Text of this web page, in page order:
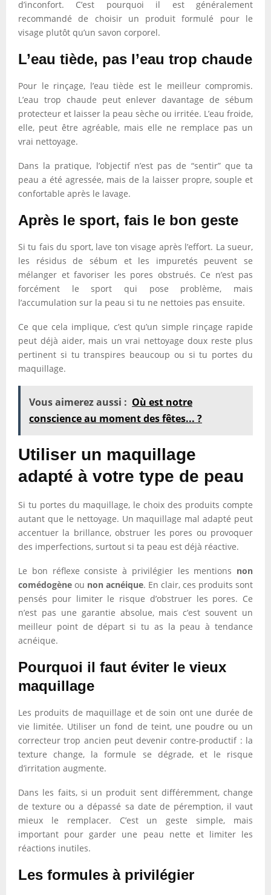
d’inconfort. C’est pourquoi il est généralement
recommandé de choisir un produit formulé pour le
visage plutôt qu’un savon corporel.
L’eau tiède, pas l’eau trop chaude
Pour le rinçage, l’eau tiède est le meilleur compromis.
L’eau trop chaude peut enlever davantage de sébum
protecteur et laisser la peau sèche ou irritée. L’eau froide,
elle, peut être agréable, mais elle ne remplace pas un
vrai nettoyage.
Dans la pratique, l’objectif n’est pas de “sentir” que ta
peau a été agressée, mais de la laisser propre, souple et
confortable après le lavage.
Après le sport, fais le bon geste
Si tu fais du sport, lave ton visage après l’effort. La sueur,
les résidus de sébum et les impuretés peuvent se
mélanger et favoriser les pores obstrués. Ce n’est pas
forcément le sport qui pose problème, mais
l’accumulation sur la peau si tu ne nettoies pas ensuite.
Ce que cela implique, c’est qu’un simple rinçage rapide
peut déjà aider, mais un vrai nettoyage doux reste plus
pertinent si tu transpires beaucoup ou si tu portes du
maquillage.
Vous aimerez aussi : Où est notre
conscience au moment des fêtes... ?
Utiliser un maquillage
adapté à votre type de peau
Si tu portes du maquillage, le choix des produits compte
autant que le nettoyage. Un maquillage mal adapté peut
accentuer la brillance, obstruer les pores ou provoquer
des imperfections, surtout si ta peau est déjà réactive.
Le bon réflexe consiste à privilégier les mentions non
comédogène ou non acnéique. En clair, ces produits sont
pensés pour limiter le risque d’obstruer les pores. Ce
n’est pas une garantie absolue, mais c’est souvent un
meilleur point de départ si tu as la peau à tendance
acnéique.
Pourquoi il faut éviter le vieux
maquillage
Les produits de maquillage et de soin ont une durée de
vie limitée. Utiliser un fond de teint, une poudre ou un
correcteur trop ancien peut devenir contre-productif : la
texture change, la formule se dégrade, et le risque
d’irritation augmente.
Dans les faits, si un produit sent différemment, change
de texture ou a dépassé sa date de péremption, il vaut
mieux le remplacer. C’est un geste simple, mais
important pour garder une peau nette et limiter les
réactions inutiles.
Les formules à privilégier